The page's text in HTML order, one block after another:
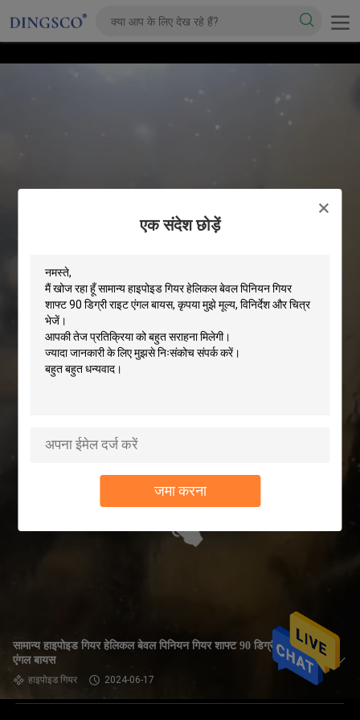
एक संदेश छोड़ें
जमा करना
सामान्य हाइपोइड गियर हेलिकल बेवल पिनियन गियर शाफ्ट 90 डिग्री राइट
एंगल बायस
हाइपोइड गियर 2024-06-17